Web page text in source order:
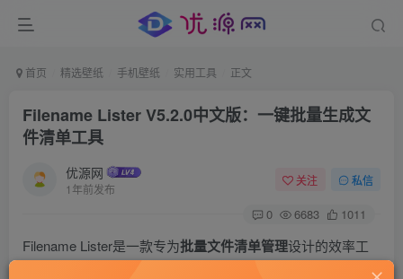
首页 精选壁纸 手机壁纸 实用工具 正文
Filename Lister V5.2.0中文版：一键批量生成文
件清单工具
优源网
1年前发布
关注 私信
0 6683 1011
Filename Lister是一款专为批量文件清单管理设计的效率工
具，支持秒级扫描磁盘/文件夹并导出结构化列表。通过智能